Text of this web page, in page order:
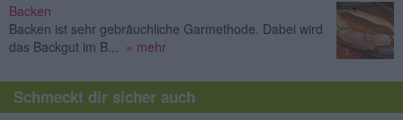
Backen
Backen ist sehr gebräuchliche Garmethode. Dabei wird
das Backgut im B...
» mehr
Schmeckt dir sicher auch